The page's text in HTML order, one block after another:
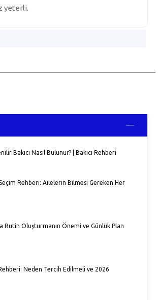
yeterli.
Bakıcı Nasıl Bulunur? | Bakıcı Rehberi
Seçim Rehberi: Ailelerin Bilmesi Gereken Her
Rutin Oluşturmanın Önemi ve Günlük Plan
Neden Tercih Edilmeli ve 2026